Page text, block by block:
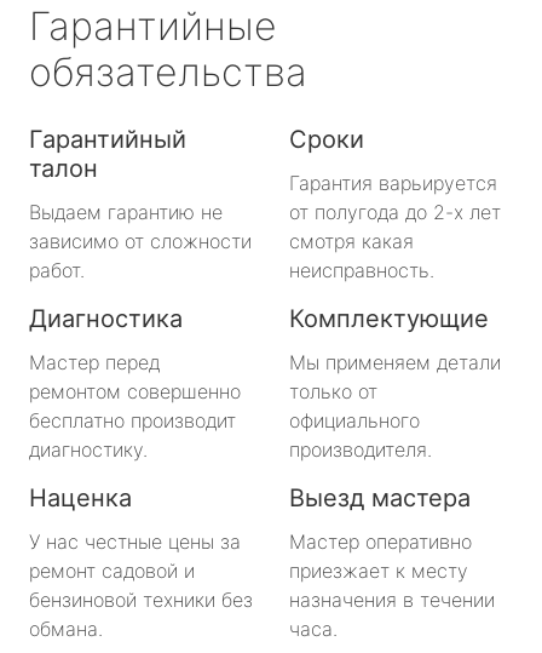
Гарантийные
обязательства
Гарантийный
талон
Выдаем гарантию не
зависимо от сложности
работ.
Сроки
Гарантия варьируется
от полугода до 2-х лет
смотря какая
неисправность.
Диагностика
Мастер перед
ремонтом совершенно
бесплатно производит
диагностику.
Комплектующие
Мы применяем детали
только от
официального
производителя.
Наценка
У нас честные цены за
ремонт садовой и
бензиновой техники без
обмана.
Выезд мастера
Мастер оперативно
приезжает к месту
назначения в течении
часа.